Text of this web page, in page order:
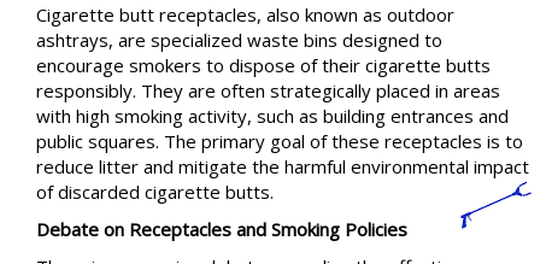
Cigarette butt receptacles, also known as outdoor
ashtrays, are specialized waste bins designed to
encourage smokers to dispose of their cigarette butts
responsibly. They are often strategically placed in areas
with high smoking activity, such as building entrances and
public squares. The primary goal of these receptacles is to
reduce litter and mitigate the harmful environmental impact
of discarded cigarette butts.
Debate on Receptacles and Smoking Policies